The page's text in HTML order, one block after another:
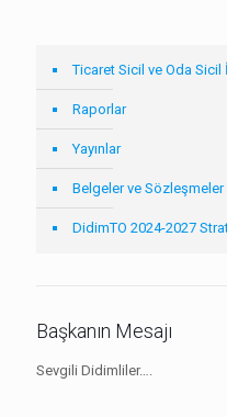
Ticaret Sicil ve Oda
Raporlar
Yayınlar
Belgeler ve Sözleşmeler
DidimTO 2024-2027
Başkanın Mesajı
Sevgili Didimliler….